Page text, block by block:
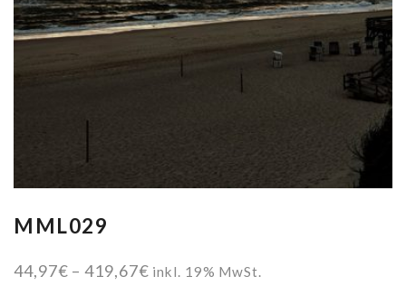
MML029
44,97€ –419,67€Preisspanne:
inkl. 19% MwSt.